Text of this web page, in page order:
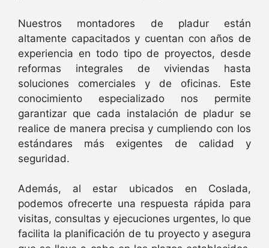
Nuestros montadores de pladur están
altamente capacitados y cuentan con años de
experiencia en todo tipo de proyectos, desde
reformas integrales de viviendas hasta
soluciones comerciales y de oficinas. Este
conocimiento especializado nos permite
garantizar que cada instalación de pladur se
realice de manera precisa y cumpliendo con los
estándares más exigentes de calidad y
seguridad.
Además, al estar ubicados en Coslada,
podemos ofrecerte una respuesta rápida para
visitas, consultas y ejecuciones urgentes, lo que
facilita la planificación de tu proyecto y asegura